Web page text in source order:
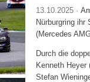
13.10.2025 ·
Nürburgring
(Mercedes
Durch die
Kenneth
Stefan